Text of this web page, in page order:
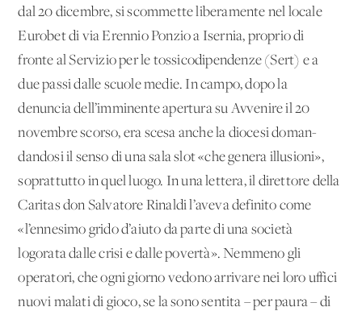
dal 20 dicembre, si scom­mette liberamente nel locale
Eurobet di via Erennio Ponzio a Isernia, proprio di
fronte al Servizio per le tossicodipenden­ze (Sert) e a
due passi dalle scuole medie. In campo, dopo la
denuncia dell’immi­nente apertura su Avvenire il 20
novembre scorso, era scesa anche la diocesi doman­
dandosi il senso di una sala slot «che ge­nera illusioni»,
soprattutto in quel luogo. In una lettera, il direttore della
Caritas don Salvatore Rinaldi l’aveva definito come
«l’ennesimo grido d’aiuto da parte di una società
logorata dalle crisi e dalle povertà». Nemmeno gli
operatori, che ogni giorno vedono arrivare nei loro uffici
nuovi ma­lati di gioco, se la sono sentita – per pau­ra – di